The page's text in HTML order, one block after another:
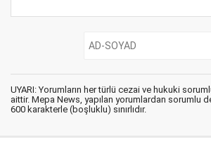
UYARI: Yorumların her türlü cezai ve hukuki
aittir. Mepa News, yapılan yorumlardan sorumlu
600 karakterle (boşluklu) sınırlıdır.